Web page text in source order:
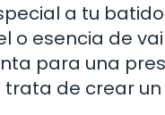
a tu
o esencia de
para una
de crear